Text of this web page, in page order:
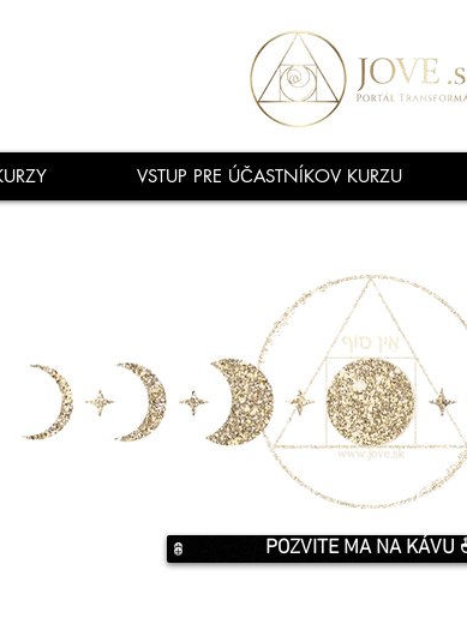
VSTUP PRE ÚČASTNÍKOV KURZU
POZVITE MA NA KÁVU